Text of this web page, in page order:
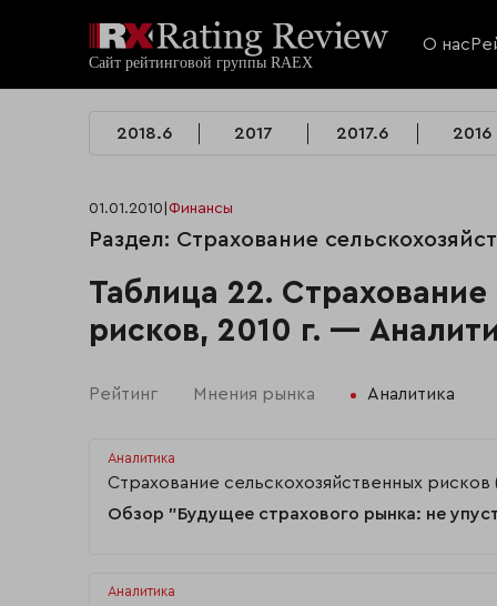
О нас
2018.6 2017 2017.6 2016
01.01.2010 Финансы
Раздел: Страхование
Таблица 22.
рисков, 2010 г. —
Рейтинг Мнения рынка Аналитика
Аналитика
Страхование сельскохозяйственных рисков
Обзор "Будущее страхового рынка: не
Аналитика